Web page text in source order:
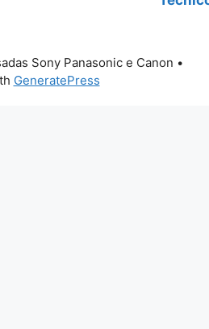
Sony Panasonic e Canon •
GeneratePress